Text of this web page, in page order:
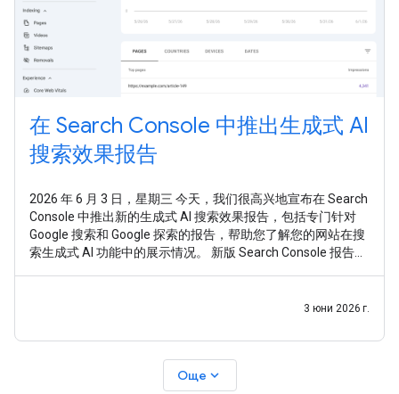
在 Search Console 中推出生成式 AI
搜索效果报告
2026 年 6 月 3 日，星期三 今天，我们很高兴地宣布在 Search
Console 中推出新的生成式 AI 搜索效果报告，包括专门针对
Google 搜索和 Google 探索的报告，帮助您了解您的网站在搜
索生成式 AI 功能中的展示情况。 新版 Search Console 报告旨
3 юни 2026 г.
Още expand_more